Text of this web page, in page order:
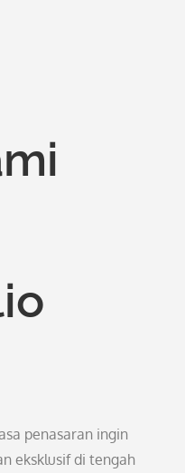
penasaran ingin
eksklusif di tengah